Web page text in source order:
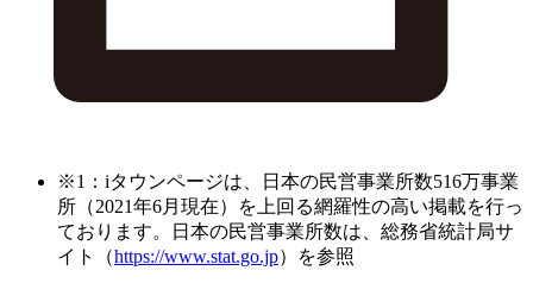
※1：iタウンページは、日本の民営事業所数516万事業
所（2021年6月現在）を上回る網羅性の高い掲載を行っ
ております。日本の民営事業所数は、総務省統計局サ
イト（https://www.stat.go.jp）を参照